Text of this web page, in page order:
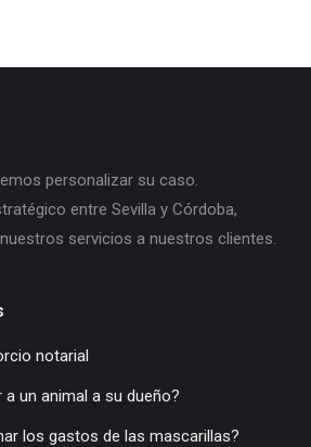
personalizar su caso.
entre Sevilla y Córdoba,
servicios a nuestros clientes.
notarial
un animal a su dueño?
los gastos de las mascarillas?